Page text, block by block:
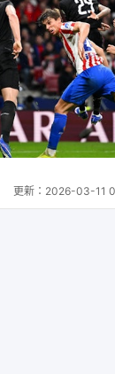
更新： 2026-03-11